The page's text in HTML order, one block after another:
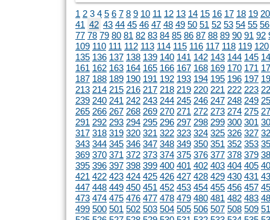
1 2 3 4 5 6 7 8 9 10 11 12 13 14 15 16 17 18 19 20
41 42 43 44 45 46 47 48 49 50 51 52 53 54 55 56
77 78 79 80 81 82 83 84 85 86 87 88 89 90 91 92
109 110 111 112 113 114 115 116 117 118 119 120
135 136 137 138 139 140 141 142 143 144 145
161 162 163 164 165 166 167 168 169 170 171
187 188 189 190 191 192 193 194 195 196 197
213 214 215 216 217 218 219 220 221 222 223
239 240 241 242 243 244 245 246 247 248 249
265 266 267 268 269 270 271 272 273 274 275
291 292 293 294 295 296 297 298 299 300 301
317 318 319 320 321 322 323 324 325 326 327
343 344 345 346 347 348 349 350 351 352 353
369 370 371 372 373 374 375 376 377 378 379
395 396 397 398 399 400 401 402 403 404 405
421 422 423 424 425 426 427 428 429 430 431
447 448 449 450 451 452 453 454 455 456 457
473 474 475 476 477 478 479 480 481 482 483
499 500 501 502 503 504 505 506 507 508 509